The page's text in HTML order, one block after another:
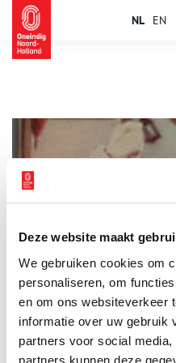
Deze website maakt
We gebruiken cookies om
personaliseren, om
en om ons websiteverkeer
informatie over uw gebruik
partners voor social
partners kunnen deze
NL EN
In de collectie van de
bevinden zich honderden
foto’s van mensen in
de vrouw altijd druk bezig is:
kinderen verzorgen, de dieren
doen of met kleding maken.
tafereeltjes de vrouwen en de